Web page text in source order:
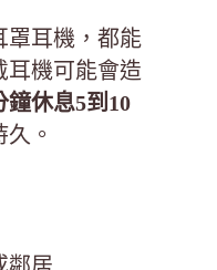
罩耳機，都能
耳機可能會造
鐘休息5到10
。